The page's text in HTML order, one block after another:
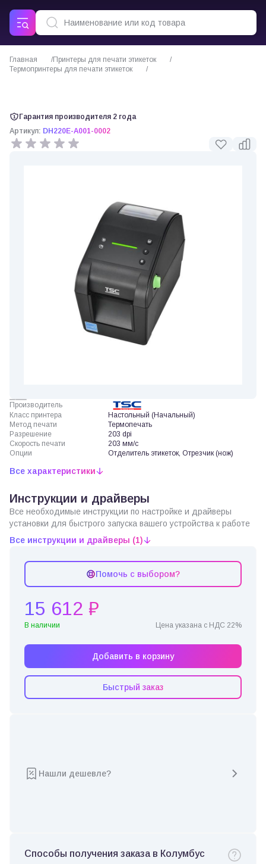
Главная
Принтеры для печати этикеток
Термопринтеры для печати этикеток
Гарантия производителя 2 года
Артикул: DH220E-A001-0002
Производитель
Класс принтера
Настольный (Начальный)
Метод печати
Термопечать
Разрешение
203 dpi
Скорость печати
203 мм/с
Опции
Отделитель этикеток, Отрезчик (нож)
Все характеристики
Инструкции и драйверы
Все необходимые инструкции по настройке и драйверы
установки для быстрого запуска вашего устройства к работе
Все инструкции и драйверы (1)
Помочь с выбором?
15 612 ₽
В наличии Цена указана с НДС 22%
Добавить в корзину
Быстрый заказ
Нашли дешевле?
Способы получения заказа в Колумбус